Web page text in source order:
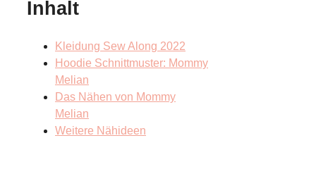
Inhalt
Kleidung Sew Along 2022
Hoodie Schnittmuster: Mommy
Melian
Das Nähen von Mommy
Melian
Weitere Nähideen